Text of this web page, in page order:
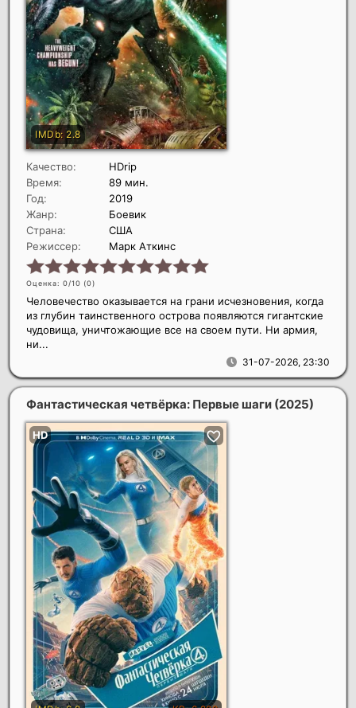
Качество:
HDrip
Время:
89 мин.
Год:
2019
Жанр:
Боевик
Страна:
США
Режиссер:
Марк Аткинс
Оценка: 0/10 (0)
31-07-2026, 23:30
Человечество оказывается на грани исчезновения, когда
из глубин таинственного острова появляются гигантские
чудовища, уничтожающие все на своем пути. Ни армия,
ни...
Фантастическая четвёрка: Первые шаги (2025)